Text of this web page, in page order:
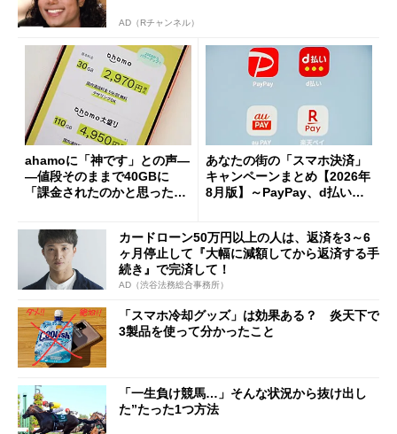
AD（Rチャンネル）
ahamoに「神です」との声―
―値段そのままで40GBに
「課金されたのかと思った」
あなたの街の「スマホ決済」
キャンペーンまとめ【2026年
8月版】～PayPay、d払い、a
カードローン50万円以上の人は、返済を3～6
ヶ月停止して『大幅に減額してから返済する手
続き』で完済して！
AD（渋谷法務総合事務所）
「スマホ冷却グッズ」は効果ある？ 炎天下で
3製品を使って分かったこと
「一生負け競馬…」そんな状況から抜け出し
た”たった1つ方法